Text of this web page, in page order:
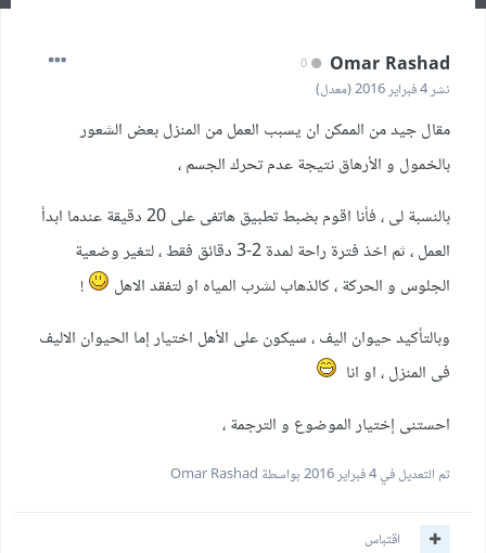
Omar Rashad
نشر4 فبراير 2016 (معدل)
مقال جيد من الممكن ان يسبب العمل من المنزل بعض الشعور
بالخمول و الأرهاق نتيجة عدم تحرك الجسم ،
بالنسبة لى ، فأنا اقوم بضبط تطبيق هاتفى على 20 دقيقة عندما ابدأ
العمل ، ثم اخذ فترة راحة لمدة 2-3 دقائق فقط ، لتغير وضعية
الجلوس و الحركة ، كالذهاب لشرب المياه او لتفقد الاهل
!
وبالتأكيد حيوان اليف ، سيكون على الأهل اختيار إما الحيوان الاليف
فى المنزل ، او انا
احستنى إختيار الموضوع و الترجمة ،
تم التعديل في4 فبراير 2016 بواسطة Omar Rashad
اقتباس